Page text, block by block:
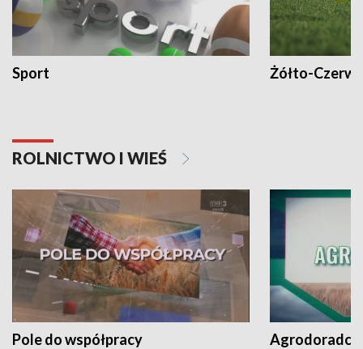
Sport Żółto-
ROLNICTWO I WIEŚ
Pole do współpracy Agrodoradcy